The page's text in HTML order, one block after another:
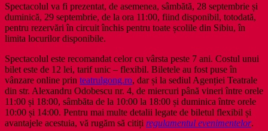
Spectacolul va fi prezentat, de asemenea, sâmbătă, 28 septembrie și
duminică, 29 septembrie, de la ora 11:00, fiind disponibil, totodată,
pentru rezervări în circuit închis pentru toate școlile din Sibiu, în
limita locurilor disponibile.
Spectacolul este recomandat celor cu vârsta peste 7 ani. Costul unui
bilet este de 12 lei, tarif unic – flexibil. Biletele au fost puse în
vânzare online prin teatrulgong.ro, dar și la sediul Agenției Teatrale
din str. Alexandru Odobescu nr. 4, de miercuri până vineri între orele
11:00 și 18:00, sâmbăta de la 10:00 la 18:00 și duminica între orele
10:00 și 14:00. Pentru mai multe detalii legate de biletul flexibil și
avantajele acestuia, vă rugăm să citiți regulamentul evenimentelor.